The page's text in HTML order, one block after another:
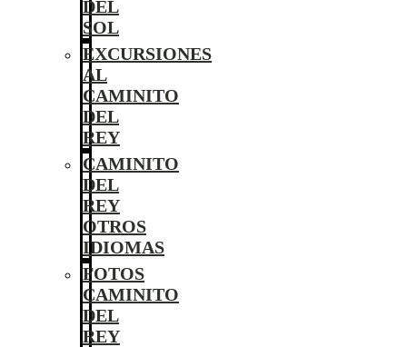
DEL
SOL
EXCURSIONES
AL
CAMINITO
DEL
REY
CAMINITO
DEL
REY
OTROS
IDIOMAS
FOTOS
CAMINITO
DEL
REY